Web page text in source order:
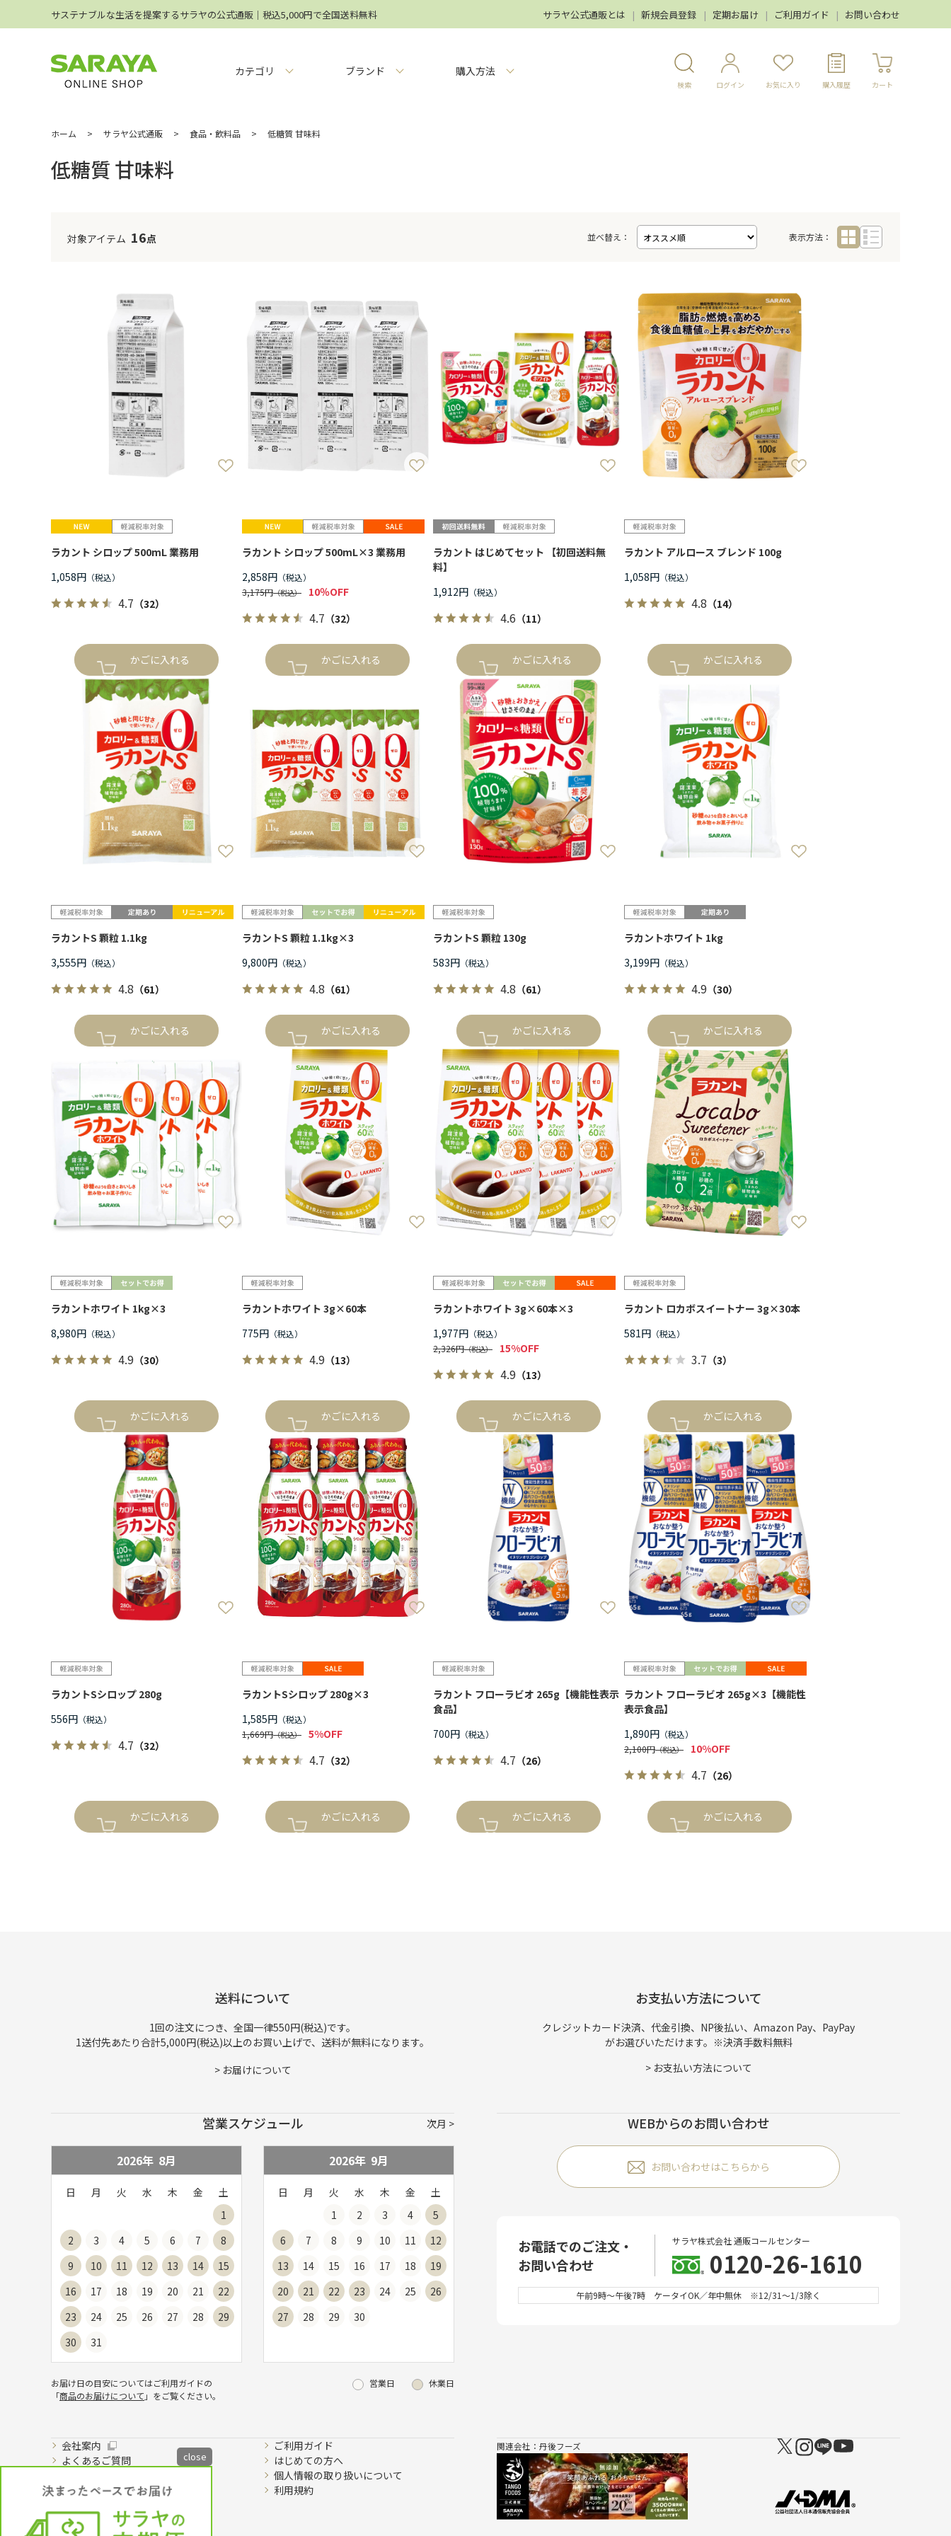
サステナブルな生活を提案するサラヤの公式通販│税込5,000円で全国送料無料 サラヤ公式通販とは 新規会員登録 定期お届け ご利用ガイド お問い合わせ
カテゴリ ブランド 購入方法
検索 ログイン お気に入り 購入履歴 カート
ホーム > サラヤ公式通販 > 食品・飲料品 > 低糖質 甘味料
低糖質 甘味料
16 並べ替え： 表示方法：
ラカント シロップ 500mL 業務用
1,058円
4.7 （32）
かごに入れる
ラカント シロップ 500mL×3 業務用
2,858円
3,175円 10％OFF
4.7 （32）
かごに入れる
ラカント はじめてセット 【初回送料無
料】
1,912円
4.6 （11）
かごに入れる
ラカント アルロース ブレンド 100g
1,058円
4.8 （14）
かごに入れる
ラカントS 顆粒 1.1kg
3,555円
4.8 （61）
かごに入れる
ラカントS 顆粒 1.1kg×3
9,800円
4.8 （61）
かごに入れる
ラカントS 顆粒 130g
583円
4.8 （61）
かごに入れる
ラカントホワイト 1kg
3,199円
4.9 （30）
かごに入れる
ラカントホワイト 1kg×3
8,980円
4.9 （30）
かごに入れる
ラカントホワイト 3g×60本
775円
4.9 （13）
かごに入れる
ラカントホワイト 3g×60本×3
1,977円
2,326円 15%OFF
4.9 （13）
かごに入れる
ラカント ロカボスイートナー 3g×30本
581円
3.7 （3）
かごに入れる
ラカントSシロップ 280g
556円
4.7 （32）
かごに入れる
ラカントSシロップ 280g×3
1,585円
1,669円 5%OFF
4.7 （32）
かごに入れる
ラカント フローラビオ 265g【機能性表示
食品】
700円
4.7 （26）
かごに入れる
ラカント フローラビオ 265g×3【機能性
表示食品】
1,890円
2,100円 10%OFF
4.7 （26）
かごに入れる
送料について
1回の注文につき、全国一律550円(税込)です。
1送付先あたり合計5,000円(税込)以上のお買い上げで、送料が無料になります。
> お届けについて
お支払い方法について
クレジットカード決済、代金引換、NP後払い、Amazon Pay、PayPay
がお選びいただけます。※決済手数料無料
> お支払い方法について
営業スケジュール
2026年 8月
日 月 火 水 木 金
土
1
2
3 4 5 6 7
8
9
10 11 12 13 14
15
16
17 18 19 20 21
22
23
24 25 26 27 28
29
30
31
2026年 9月
日 月 火 水 木 金
土
1
2 3 4
5
6
7 8 9 10 11
12
13
14 15 16 17 18
19
20
21 22 23 24 25
26
27
28 29 30
次月
お届け日の目安についてはご利用ガイドの
「商品のお届けについて 」をご覧ください。
営業日 休業日
WEBからのお問い合わせ
お問い合わせはこちらから
お電話でのご注文・
お問い合わせ
サラヤ株式会社 通販コールセンター
0120-26-1610
午前9時～午後7時 ケータイOK／年中無休 ※12/31～1/3除く
会社案内
ご利用ガイド
よくあるご質問
はじめての方へ
個人情報の取り扱いについて
特定商取引法に基づく表示
利用規約
関連会社：丹後フーズ
close